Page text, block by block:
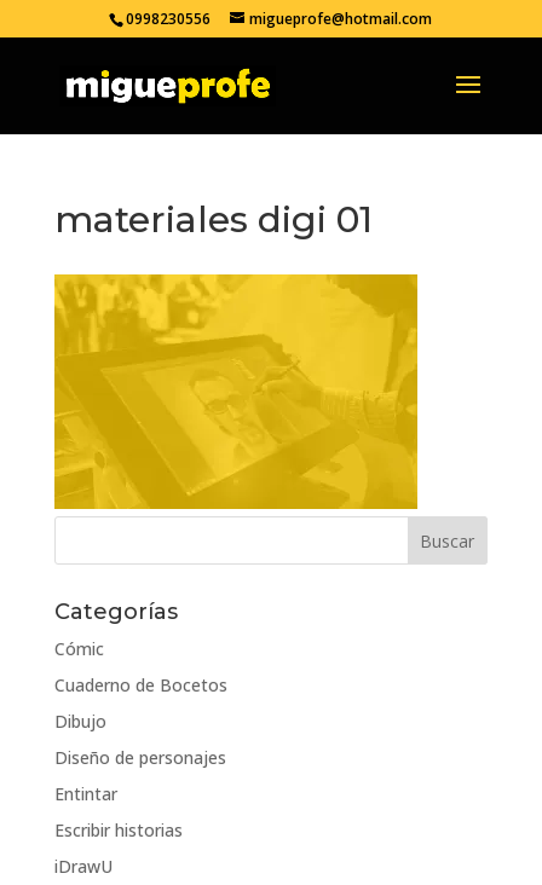
0998230556 migueprofe@hotmail.com
materiales digi 01
Categorías
Cómic
Cuaderno de Bocetos
Dibujo
Diseño de personajes
Entintar
Escribir historias
iDrawU